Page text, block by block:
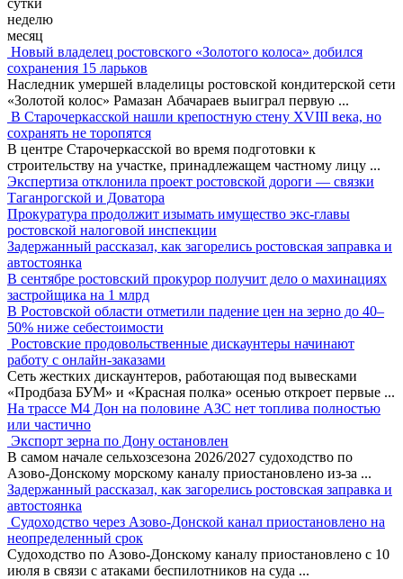
сутки
неделю
месяц
Новый владелец ростовского «Золотого колоса» добился
сохранения 15 ларьков
Наследник умершей владелицы ростовской кондитерской сети
«Золотой колос» Рамазан Абачараев выиграл первую ...
В Старочеркасской нашли крепостную стену XVIII века, но
сохранять не торопятся
В центре Старочеркасской во время подготовки к
строительству на участке, принадлежащем частному лицу ...
Экспертиза отклонила проект ростовской дороги — связки
Таганрогской и Доватора
Прокуратура продолжит изымать имущество экс-главы
ростовской налоговой инспекции
Задержанный рассказал, как загорелись ростовская заправка и
автостоянка
В сентябре ростовский прокурор получит дело о махинациях
застройщика на 1 млрд
В Ростовской области отметили падение цен на зерно до 40–
50% ниже себестоимости
Ростовские продовольственные дискаунтеры начинают
работу с онлайн-заказами
Сеть жестких дискаунтеров, работающая под вывесками
«Продбаза БУМ» и «Красная полка» осенью откроет первые ...
На трассе М4 Дон на половине АЗС нет топлива полностью
или частично
Экспорт зерна по Дону остановлен
В самом начале сельхозсезона 2026/2027 судоходство по
Азово-Донскому морскому каналу приостановлено из-за ...
Задержанный рассказал, как загорелись ростовская заправка и
автостоянка
Судоходство через Азово-Донской канал приостановлено на
неопределенный срок
Судоходство по Азово-Донскому каналу приостановлено с 10
июля в связи с атаками беспилотников на суда ...